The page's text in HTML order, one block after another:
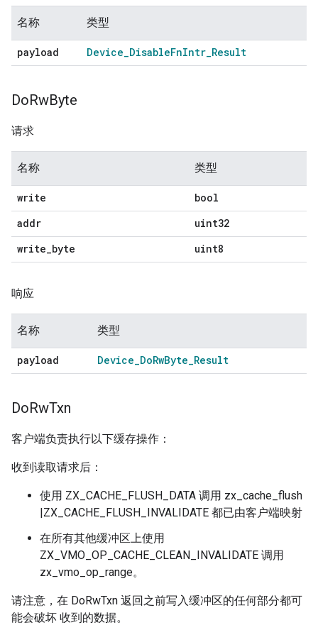
名称 类型
payload Device_DisableFnIntr_Result
DoRwByte
请求
名称 类型
write
bool
addr
uint32
write_byte uint8
响应
名称 类型
payload Device_DoRwByte_Result
DoRwTxn
客户端负责执行以下缓存操作：
收到读取请求后：
使用 ZX_CACHE_FLUSH_DATA 调用 zx_cache_flush
|ZX_CACHE_FLUSH_INVALIDATE 都已由客户端映射
在所有其他缓冲区上使用
ZX_VMO_OP_CACHE_CLEAN_INVALIDATE 调用
zx_vmo_op_range。
请注意，在 DoRwTxn 返回之前写入缓冲区的任何部分都可
能会破坏 收到的数据。